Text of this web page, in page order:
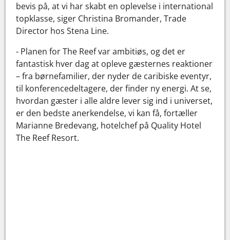
bevis på, at vi har skabt en oplevelse i international
topklasse, siger Christina Bromander, Trade
Director hos Stena Line.
- Planen for The Reef var ambitiøs, og det er
fantastisk hver dag at opleve gæsternes reaktioner
– fra børnefamilier, der nyder de caribiske eventyr,
til konferencedeltagere, der finder ny energi. At se,
hvordan gæster i alle aldre lever sig ind i universet,
er den bedste anerkendelse, vi kan få, fortæller
Marianne Bredevang, hotelchef på Quality Hotel
The Reef Resort.